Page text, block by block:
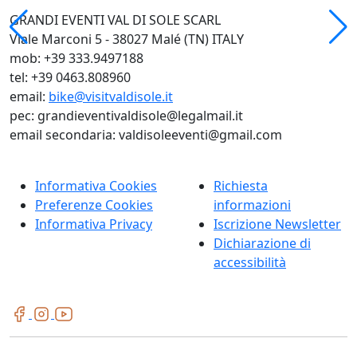
GRANDI EVENTI VAL DI SOLE SCARL
Viale Marconi 5 - 38027 Malé (TN) ITALY
mob: +39 333.9497188
tel: +39 0463.808960
email: bike@visitvaldisole.it
pec: grandieventivaldisole@legalmail.it
email secondaria: valdisoleeventi@gmail.com
Informativa Cookies
Preferenze Cookies
Informativa Privacy
Richiesta
informazioni
Iscrizione Newsletter
Dichiarazione di
accessibilità